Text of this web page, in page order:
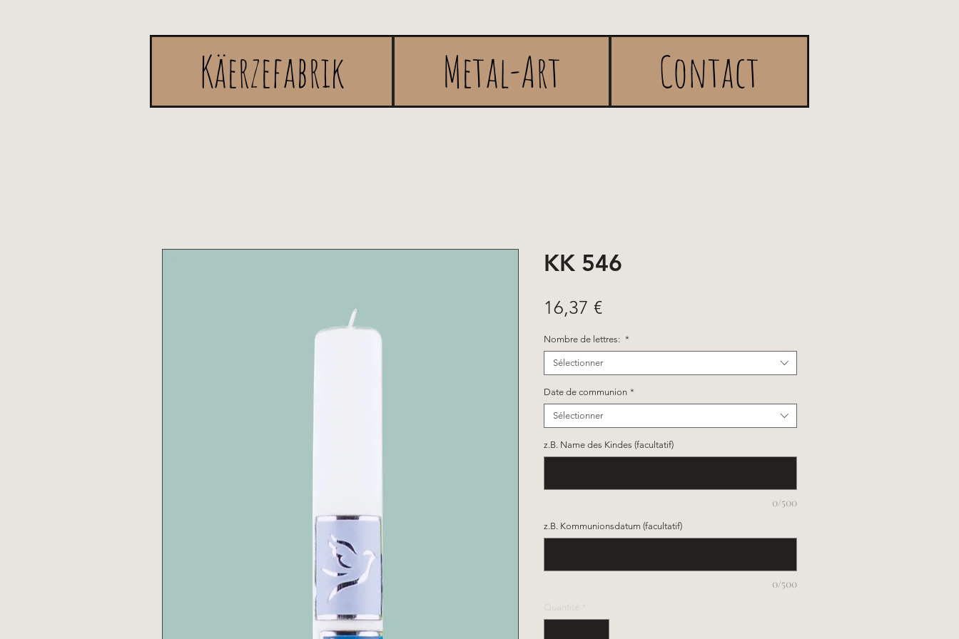
Käerzefabrik Metal-Art Contact
KK 546
16,37 €Prix
Nombre de lettres: *
Sélectionner
Date de communion *
Sélectionner
z.B. Name des Kindes (facultatif)
0/500
z.B. Kommunionsdatum (facultatif)
0/500
Quantité